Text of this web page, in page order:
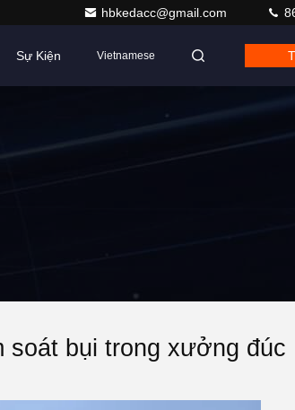
hbkedacc@gmail.com
Sự Kiện Vietnamese
soát bụi trong xưởng đúc